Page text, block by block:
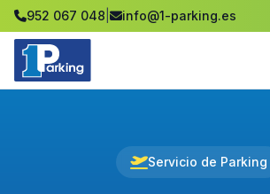
952 067 048 info@1-parking.es
Servicio de Parking